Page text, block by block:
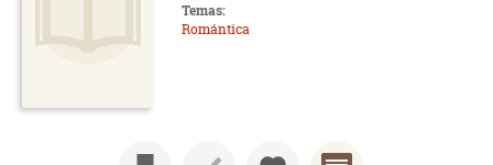
Temas:
Romántica